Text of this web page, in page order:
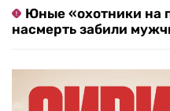
Юные «охотники на
насмерть забили